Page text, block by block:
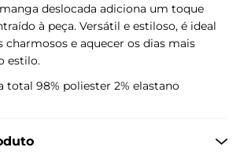
deslocada adiciona um toque
à peça. Versátil e estiloso, é ideal
charmosos e aquecer os dias mais
estilo.
total 98% poliester 2% elastano